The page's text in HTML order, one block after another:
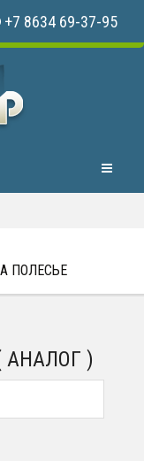
+7 8634 69-37-95
Toggle
ПОЛЕСЬЕ
АНАЛОГ )